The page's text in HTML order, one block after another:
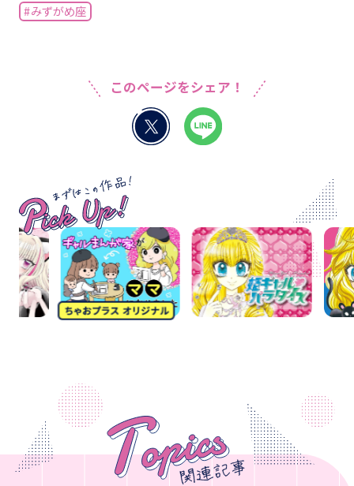
#みずがめ座
このページをシェア！